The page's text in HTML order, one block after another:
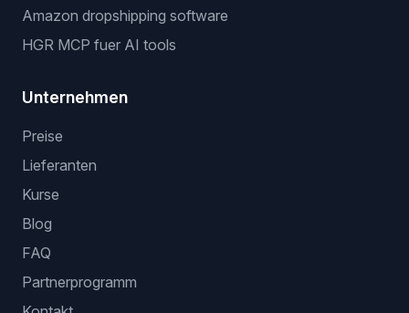
Amazon dropshipping software
HGR MCP fuer AI tools
Unternehmen
Preise
Lieferanten
Kurse
Blog
FAQ
Partnerprogramm